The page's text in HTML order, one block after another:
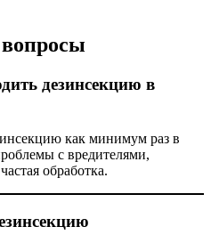
дезинсекцию в
как минимум раз в
с вредителями,
обработка.